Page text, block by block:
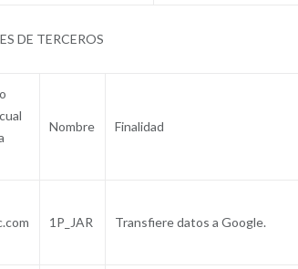
DE TERCEROS
Nombre Finalidad
1P_JAR Transfiere datos a Google.